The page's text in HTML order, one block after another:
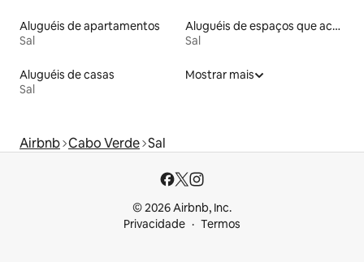
Aluguéis de apartamentos
Sal
Aluguéis de espaços que aceitam animais de estimação
Sal
Aluguéis de casas
Sal
Mostrar mais
Airbnb Cabo Verde Sal
© 2026 Airbnb, Inc.
Privacidade
Termos